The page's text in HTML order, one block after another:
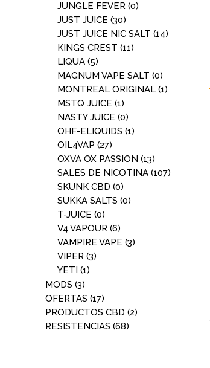
JUNGLE FEVER (0)
JUST JUICE (30)
JUST JUICE NIC SALT (14)
KINGS CREST (11)
LIQUA (5)
MAGNUM VAPE SALT (0)
MONTREAL ORIGINAL (1)
MSTQ JUICE (1)
NASTY JUICE (0)
OHF-ELIQUIDS (1)
OIL4VAP (27)
OXVA OX PASSION (13)
SALES DE NICOTINA (107)
SKUNK CBD (0)
SUKKA SALTS (0)
T-JUICE (0)
V4 VAPOUR (6)
VAMPIRE VAPE (3)
VIPER (3)
YETI (1)
MODS (3)
OFERTAS (17)
PRODUCTOS CBD (2)
RESISTENCIAS (68)